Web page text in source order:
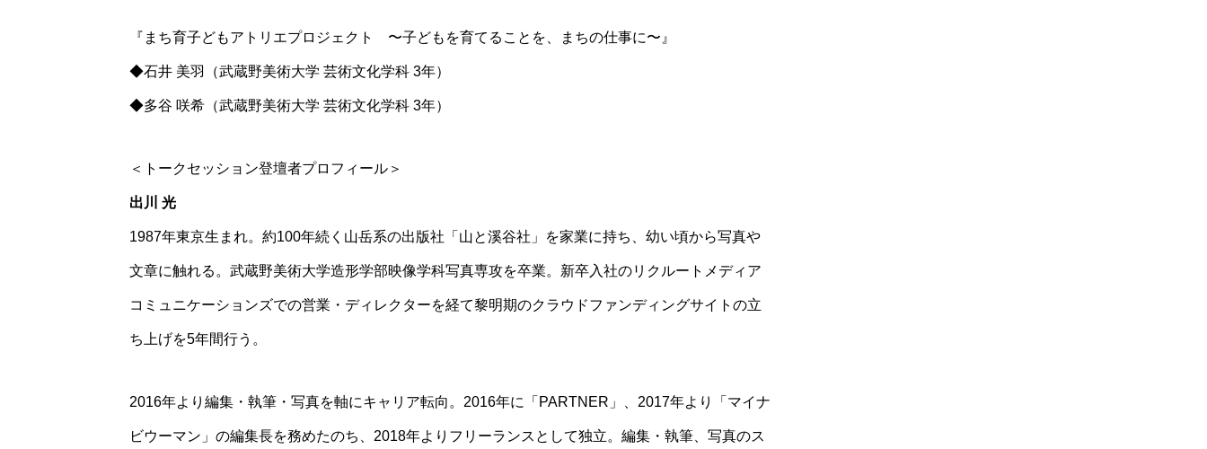
ACCELERATION PROGRAM
アクセラレーションプログラムについて
お問い合わせ
『まち育子どもアトリエプロジェクト 〜子どもを育てることを、まちの仕事に〜』
◆石井 美羽（武蔵野美術大学 芸術文化学科 3年）
◆多谷 咲希（武蔵野美術大学 芸術文化学科 3年）
＜トークセッション登壇者プロフィール＞
出川 光
1987年東京生まれ。約100年続く山岳系の出版社「山と溪谷社」を家業に持ち、幼い頃から写真や
文章に触れる。武蔵野美術大学造形学部映像学科写真専攻を卒業。新卒入社のリクルートメディア
コミュニケーションズでの営業・ディレクターを経て黎明期のクラウドファンディングサイトの立
ち上げを5年間行う。
2016年より編集・執筆・写真を軸にキャリア転向。2016年に「PARTNER」、2017年より「マイナ
ビウーマン」の編集長を務めたのち、2018年よりフリーランスとして独立。編集・執筆、写真のス